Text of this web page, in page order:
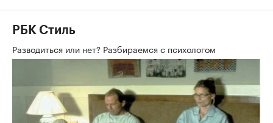
РБК Стиль
Разводиться или нет? Разбираемся с психологом